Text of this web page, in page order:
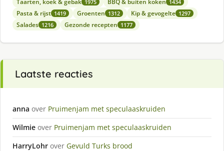
1975 1434
Pasta & rijst 1419 Groenten 1312 Kip & gevogelte 1297
Salades 1216 Gezonde recepten 1177
Laatste reacties
anna over Pruimenjam met speculaaskruiden
Wilmie over Pruimenjam met speculaaskruiden
HarryLohr over Gevuld Turks brood